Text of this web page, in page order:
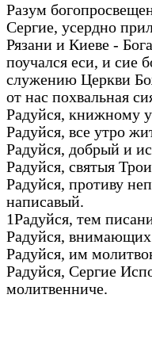
Разум
Сергие, усердно
Рязани и Киеве -
поучался еси, и сие
служению Церкви
от нас похвальная
Радуйся, книжному
Радуйся, все утро
Радуйся, добрый и
Радуйся, святыя
Радуйся, противу
написавый.
1Радуйся, тем
Радуйся,
Радуйся, им
Радуйся, Сергие
молитвенниче.